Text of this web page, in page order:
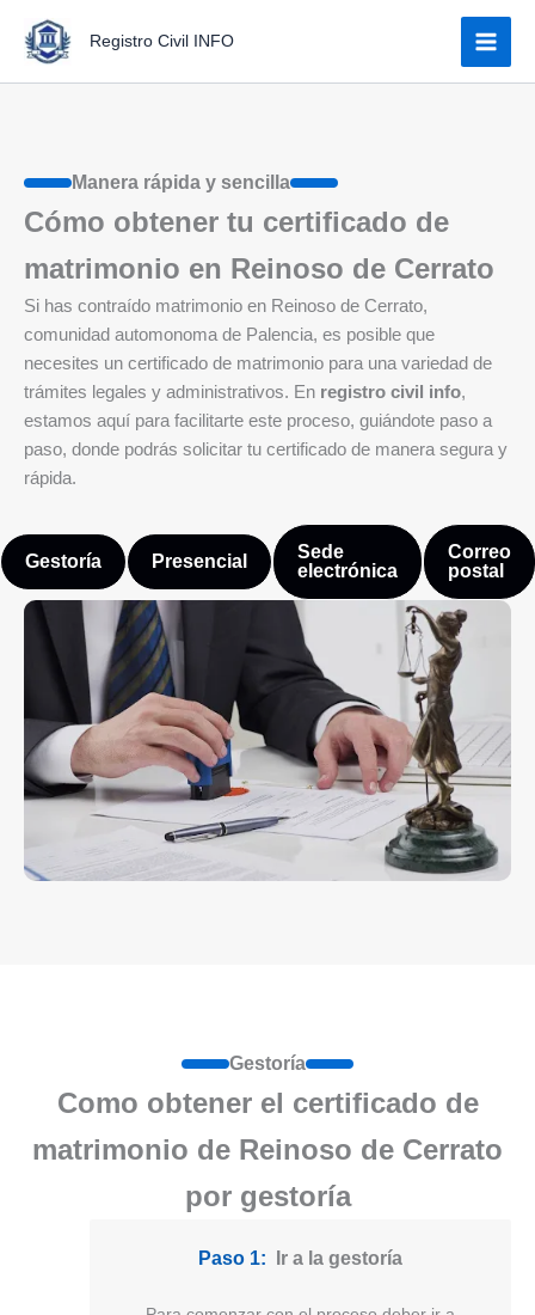
contenido
Registro Civil INFO
Manera rápida y sencilla
Cómo obtener tu certificado de
matrimonio en Reinoso de Cerrato
Si has contraído matrimonio en Reinoso de Cerrato,
comunidad automonoma de Palencia, es posible que
necesites un certificado de matrimonio para una variedad de
trámites legales y administrativos. En registro civil info,
estamos aquí para facilitarte este proceso, guiándote paso a
paso, donde podrás solicitar tu certificado de manera segura y
rápida.
Gestoría Presencial
Sede
electrónica
Correo
postal
Gestoría
Como obtener el certificado de
matrimonio de Reinoso de Cerrato
por gestoría
Paso 1: Ir a la gestoría